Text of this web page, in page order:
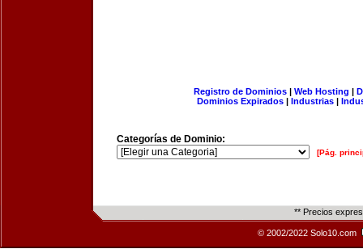
Registro de Dominios| Web Hosting |
Dominios Expirados | Industrias |
Categorías de Dominio:
[Pág.
** Precios
© 2002/2022 Solo10.com